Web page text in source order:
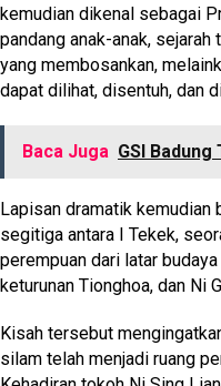
kemudian dikenal sebagai
pandang anak-anak,
yang membosankan,
dapat dilihat, disentuh, dan
Baca Juga GSI Badung
Lapisan dramatik kemudian
segitiga antara I Tekek,
perempuan dari latar
keturunan Tionghoa, dan Ni
Kisah tersebut
silam telah menjadi ruang